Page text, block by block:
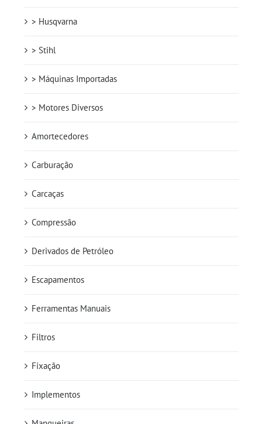
> Husqvarna
> Stihl
> Máquinas Importadas
> Motores Diversos
Amortecedores
Carburação
Carcaças
Compressão
Derivados de Petróleo
Escapamentos
Ferramentas Manuais
Filtros
Fixação
Implementos